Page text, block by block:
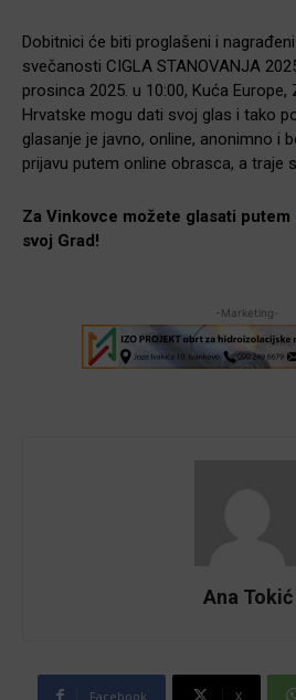
Dobitnici će biti proglašeni i
svečanosti CIGLA STANOVANJA
prosinca 2025. u 10:00, Kuća Europe,
Hrvatske mogu dati svoj glas i tako
glasanje je javno, online, anonimno i
prijavu putem online obrasca, a traje
Za Vinkovce možete glasati putem
svoj Grad!
-Marketing-
Ana Tokić
Facebook X